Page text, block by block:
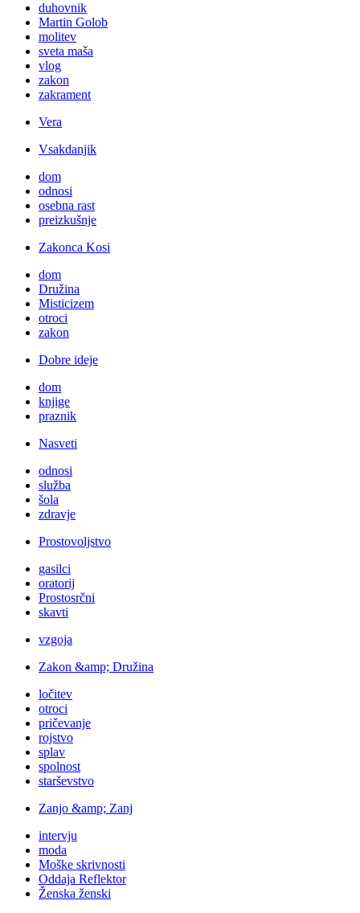
duhovnik
Martin Golob
molitev
sveta maša
vlog
zakon
zakrament
Vera
Vsakdanjik
dom
odnosi
osebna rast
preizkušnje
Zakonca Kosi
dom
Družina
Misticizem
otroci
zakon
Dobre ideje
dom
knjige
praznik
Nasveti
odnosi
služba
šola
zdravje
Prostovoljstvo
gasilci
oratorij
Prostosrčni
skavti
vzgoja
Zakon &amp; Družina
ločitev
otroci
pričevanje
rojstvo
splav
spolnost
starševstvo
Zanjo &amp; Zanj
intervju
moda
Moške skrivnosti
Oddaja Reflektor
Ženska ženski